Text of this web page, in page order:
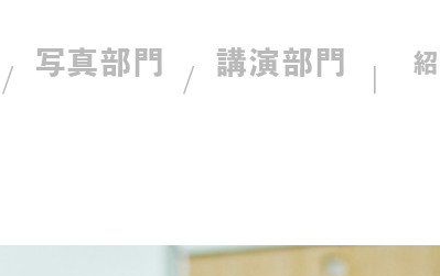
写真部門 講演部門